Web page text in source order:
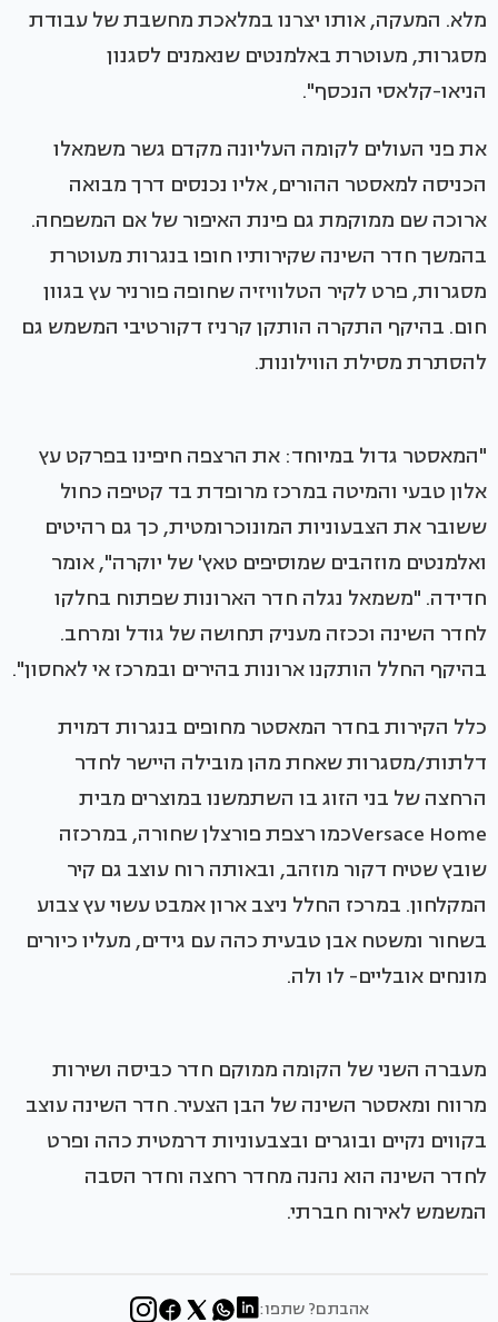
מלא. המעקה, אותו יצרנו במלאכת מחשבת של עבודת
מסגרות, מעוטרת באלמנטים שנאמנים לסגנון
הניאו-קלאסי הנכסף".
את פני העולים לקומה העליונה מקדם גשר משמאלו
הכניסה למאסטר ההורים, אליו נכנסים דרך מבואה
ארוכה שם ממוקמת גם פינת האיפור של אם המשפחה.
בהמשך חדר השינה שקירותיו חופו בנגרות מעוטרת
מסגרות, פרט לקיר הטלוויזיה שחופה פורניר עץ בגוון
חום. בהיקף התקרה הותקן קרניז דקורטיבי המשמש גם
להסתרת מסילת הווילונות.
"המאסטר גדול במיוחד: את הרצפה חיפינו בפרקט עץ
אלון טבעי והמיטה במרכז מרופדת בד קטיפה כחול
ששובר את הצבעוניות המונוכרומטית, כך גם רהיטים
ואלמנטים מוזהבים שמוסיפים טאץ' של יוקרה", אומר
חדידה. "משמאל נגלה חדר הארונות שפתוח בחלקו
לחדר השינה וככזה מעניק תחושה של גודל ומרחב.
בהיקף החלל הותקנו ארונות בהירים ובמרכז אי לאחסון".
כלל הקירות בחדר המאסטר מחופים בנגרות דמוית
דלתות/מסגרות שאחת מהן מובילה היישר לחדר
הרחצה של בני הזוג בו השתמשנו במוצרים מבית
Versace Homeכמו רצפת פורצלן שחורה, במרכזה
שובץ שטיח דקור מוזהב, ובאותה רוח עוצב גם קיר
המקלחון. במרכז החלל ניצב ארון אמבט עשוי עץ צבוע
בשחור ומשטח אבן טבעית כהה עם גידים, מעליו כיורים
מונחים אובליים- לו ולה.
מעברה השני של הקומה ממוקם חדר כביסה ושירות
מרווח ומאסטר השינה של הבן הצעיר. חדר השינה עוצב
בקווים נקיים ובוגרים ובצבעוניות דרמטית כהה ופרט
לחדר השינה הוא נהנה מחדר רחצה וחדר הסבה
המשמש לאירוח חברתי.
אהבתם? שתפו: